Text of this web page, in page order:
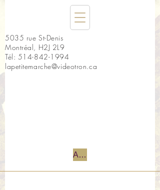
5035 rue St-Denis
Montréal, H2J 2L9
Tél: 514-842-1994
lapetitemarche@videotron.ca
Accueil